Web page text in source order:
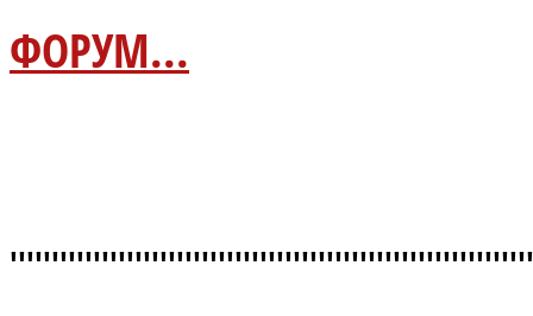
ФОРУМ...